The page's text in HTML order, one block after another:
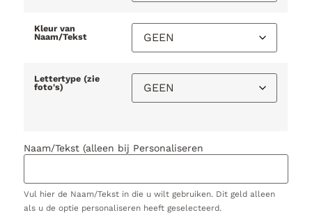
Kleur van
Naam/Tekst
Lettertype (zie
foto's)
Naam/Tekst (alleen bij Personaliseren
Vul hier de Naam/Tekst in die u wilt gebruiken. Dit geld alleen
als u de optie personaliseren heeft geselecteerd.